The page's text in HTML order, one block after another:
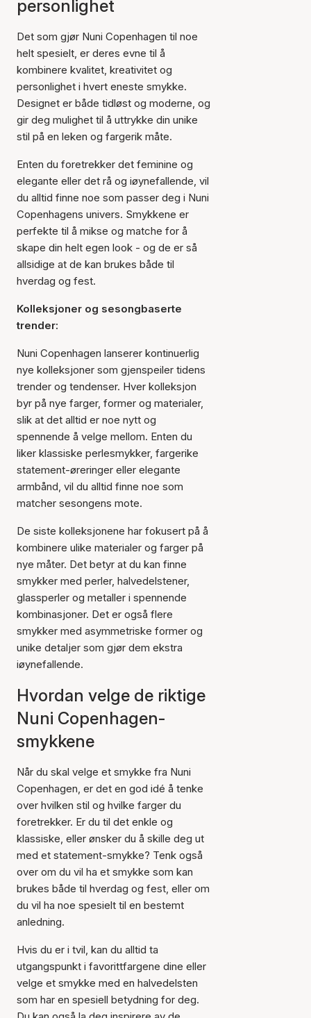
personlighet
Det som gjør Nuni Copenhagen til noe
helt spesielt, er deres evne til å
kombinere kvalitet, kreativitet og
personlighet i hvert eneste smykke.
Designet er både tidløst og moderne, og
gir deg mulighet til å uttrykke din unike
stil på en leken og fargerik måte.
Enten du foretrekker det feminine og
elegante eller det rå og iøynefallende, vil
du alltid finne noe som passer deg i Nuni
Copenhagens univers. Smykkene er
perfekte til å mikse og matche for å
skape din helt egen look - og de er så
allsidige at de kan brukes både til
hverdag og fest.
Kolleksjoner og sesongbaserte
trender:
Nuni Copenhagen lanserer kontinuerlig
nye kolleksjoner som gjenspeiler tidens
trender og tendenser. Hver kolleksjon
byr på nye farger, former og materialer,
slik at det alltid er noe nytt og
spennende å velge mellom. Enten du
liker klassiske perlesmykker, fargerike
statement-øreringer eller elegante
armbånd, vil du alltid finne noe som
matcher sesongens mote.
De siste kolleksjonene har fokusert på å
kombinere ulike materialer og farger på
nye måter. Det betyr at du kan finne
smykker med perler, halvedelstener,
glassperler og metaller i spennende
kombinasjoner. Det er også flere
smykker med asymmetriske former og
unike detaljer som gjør dem ekstra
iøynefallende.
Hvordan velge de riktige
Nuni Copenhagen-
smykkene
Når du skal velge et smykke fra Nuni
Copenhagen, er det en god idé å tenke
over hvilken stil og hvilke farger du
foretrekker. Er du til det enkle og
klassiske, eller ønsker du å skille deg ut
med et statement-smykke? Tenk også
over om du vil ha et smykke som kan
brukes både til hverdag og fest, eller om
du vil ha noe spesielt til en bestemt
anledning.
Hvis du er i tvil, kan du alltid ta
utgangspunkt i favorittfargene dine eller
velge et smykke med en halvedelsten
som har en spesiell betydning for deg.